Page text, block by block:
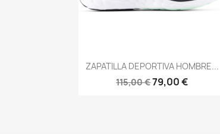
Vista rápida
ZAPATILLA DEPORTIVA HOMBRE...
115,00 €79,00 €